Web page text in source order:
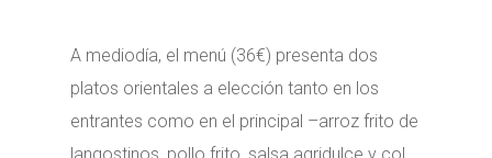
A mediodía, el menú (36€) presenta dos
platos orientales a elección tanto en los
entrantes como en el principal –arroz frito de